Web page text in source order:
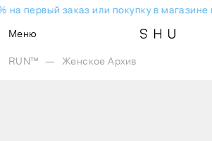
на первый заказ или покупку в
Меню
RUN™ — Женское Архив